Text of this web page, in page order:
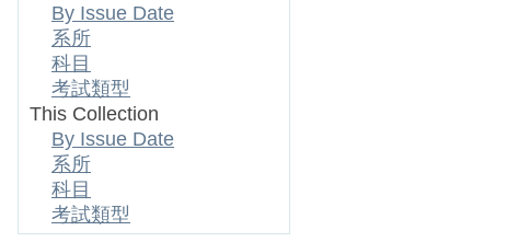
By Issue Date
系所
科目
考試類型
This Collection
By Issue Date
系所
科目
考試類型